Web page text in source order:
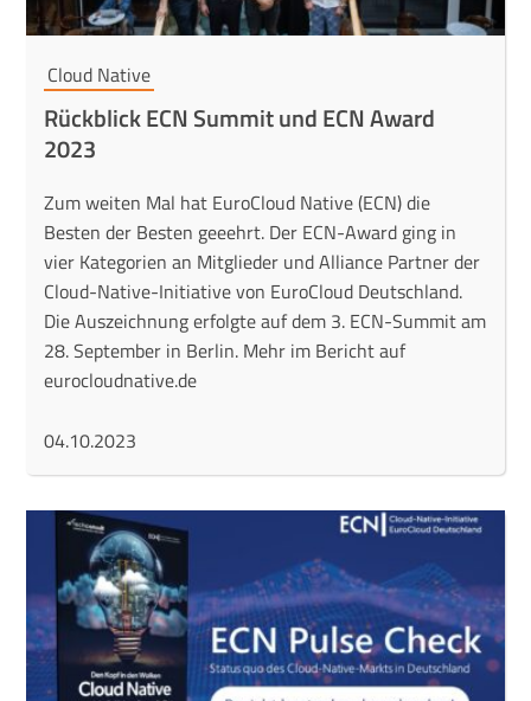
Cloud Native
Rückblick ECN Summit und ECN Award
2023
Zum weiten Mal hat EuroCloud Native (ECN) die
Besten der Besten geeehrt. Der ECN-Award ging in
vier Kategorien an Mitglieder und Alliance Partner der
Cloud-Native-Initiative von EuroCloud Deutschland.
Die Auszeichnung erfolgte auf dem 3. ECN-Summit am
28. September in Berlin. Mehr im Bericht auf
eurocloudnative.de
04.10.2023